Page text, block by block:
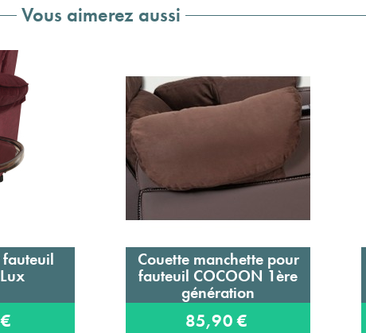
Vous aimerez aussi
Ajouter au panier
Couette manchette pour
fauteuil COCOON 1ère
génération
85,90 €